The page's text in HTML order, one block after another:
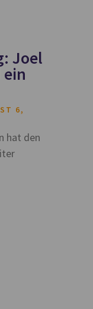
Joel
ein
6,
hat den